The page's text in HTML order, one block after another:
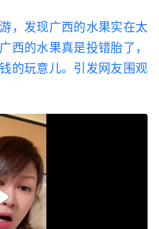
，发现广西的水果实在太
西的水果真是投错胎了，
的玩意儿。引发网友围观